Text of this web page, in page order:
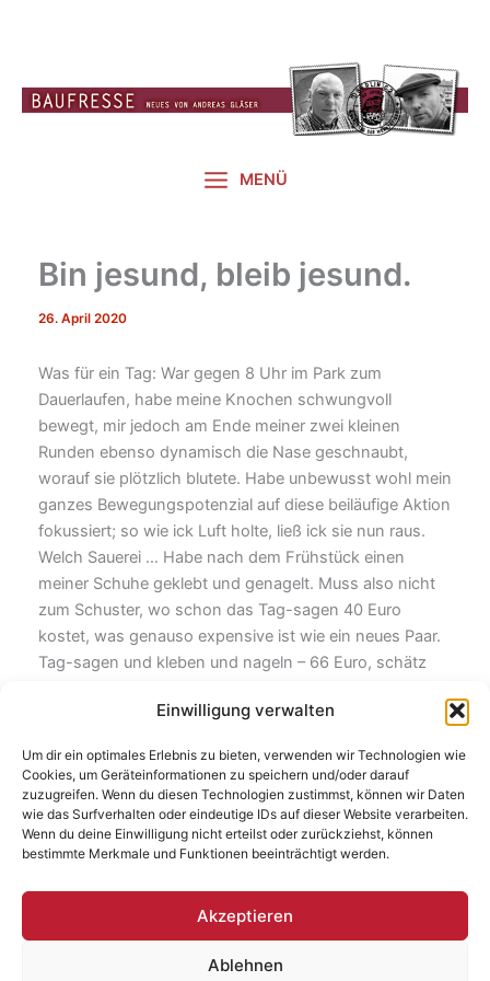
Einwilligung verwalten
Um dir ein optimales Erlebnis zu bieten, verwenden wir Technologien wie
Cookies, um Geräteinformationen zu speichern und/oder darauf
zuzugreifen. Wenn du diesen Technologien zustimmst, können wir Daten
wie das Surfverhalten oder eindeutige IDs auf dieser Website verarbeiten.
Wenn du deine Einwilligung nicht erteilst oder zurückziehst, können
bestimmte Merkmale und Funktionen beeinträchtigt werden.
Akzeptieren
Ablehnen
MENÜ
Bin jesund, bleib jesund.
26. April 2020
Was für ein Tag: War gegen 8 Uhr im Park zum
Dauerlaufen, habe meine Knochen schwungvoll
bewegt, mir jedoch am Ende meiner zwei kleinen
Runden ebenso dynamisch die Nase geschnaubt,
worauf sie plötzlich blutete. Habe unbewusst wohl mein
ganzes Bewegungspotenzial auf diese beiläufige Aktion
fokussiert; so wie ick Luft holte, ließ ick sie nun raus.
Welch Sauerei … Habe nach dem Frühstück einen
meiner Schuhe geklebt und genagelt. Muss also nicht
zum Schuster, wo schon das Tag-sagen 40 Euro
kostet, was genauso expensive ist wie ein neues Paar.
Tag-sagen und kleben und nageln – 66 Euro, schätz
mit meinem längeren Text voran gekommen, zumindest
Seiten ohne Corona-Corvid-19 werden, denn nach der
Virus-Krise kommt die Virus-Buch-Krise; damit will ick
nüscht zu tun haben, so oder so. Jetze glei: Fernseher
an.
ZURÜCK WEITER